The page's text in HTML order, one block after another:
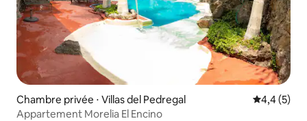
Chambre privée ⋅ Villas del Pedregal Évaluation
4,4 (5)
Appartement Morelia El Encino